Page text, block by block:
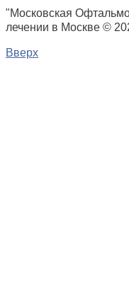
"Московская
лечении в Москве ©
Вверх